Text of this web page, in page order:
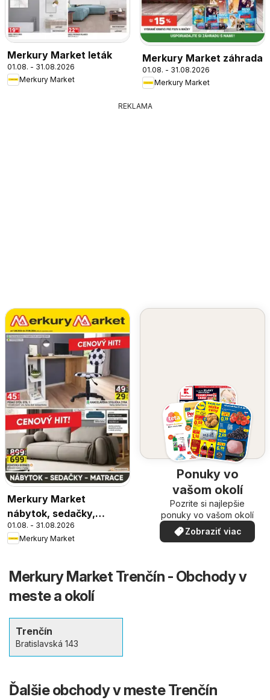
Merkury Market leták
01.08. - 31.08.2026
Merkury Market
Merkury Market záhrada
01.08. - 31.08.2026
Merkury Market
REKLAMA
Merkury Market
nábytok, sedačky,
matrace
01.08. - 31.08.2026
Merkury Market
Ponuky vo
vašom okolí
Pozrite si najlepšie
ponuky vo vašom okolí
Zobraziť viac
Merkury Market Trenčín - Obchody v
meste a okolí
Trenčín
Bratislavská 143
Ďalšie obchody v meste Trenčín